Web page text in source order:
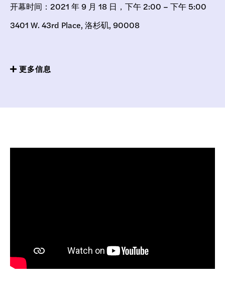
开幕时间：2021 年 9 月 18 日，下午 2:00 – 下午 5:00
3401 W. 43rd Place, 洛杉矶, 90008
更多信息